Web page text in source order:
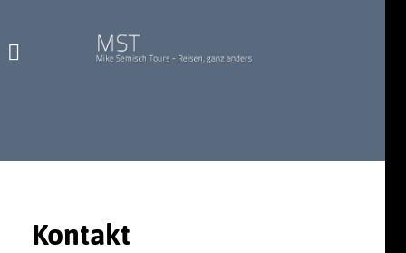
Kontakt